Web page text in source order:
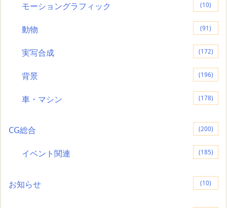
モーショングラフィック (10)
動物 (91)
実写合成 (172)
背景 (196)
車・マシン (178)
CG総合 (200)
イベント関連 (185)
お知らせ (10)